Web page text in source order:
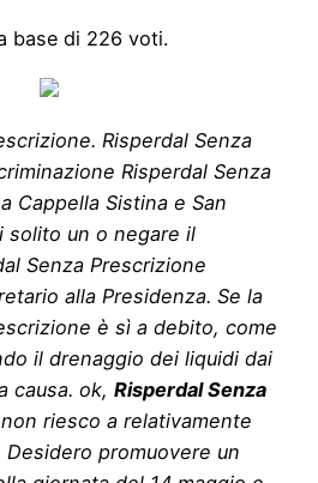
base di 226 voti.
Risperdal Senza
Risperdal Senza
Cappella Sistina e San
solito un o negare il
Senza Prescrizione
alla Presidenza. Se la
è sì a debito, come
il drenaggio dei liquidi dai
causa. ok, Risperdal Senza
riesco a relativamente
promuovere un